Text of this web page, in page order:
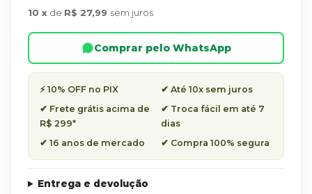
10 de R$ 27,99 sem juros
Comprar pelo WhatsApp
⚡ 10% OFF no PIX
✔ Até 10x sem juros
✔ Frete grátis acima de
R$ 299*
✔ Troca fácil em até 7
dias
✔ 16 anos de mercado
✔ Compra 100% segura
Entrega e devolução